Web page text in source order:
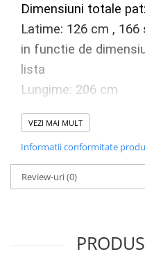
Dimensiuni totale pat:
Latime: 126 cm ,
in functie de
lista
Lungime: 206 cm
Inaltime laterala: 31
intra in cadru 4-5 cm
data si de inaltimea
Grosime laterala: 3 cm
Inaltime tetiera mare
VEZI MAI MULT
Informatii conformitate
Review-uri(0)